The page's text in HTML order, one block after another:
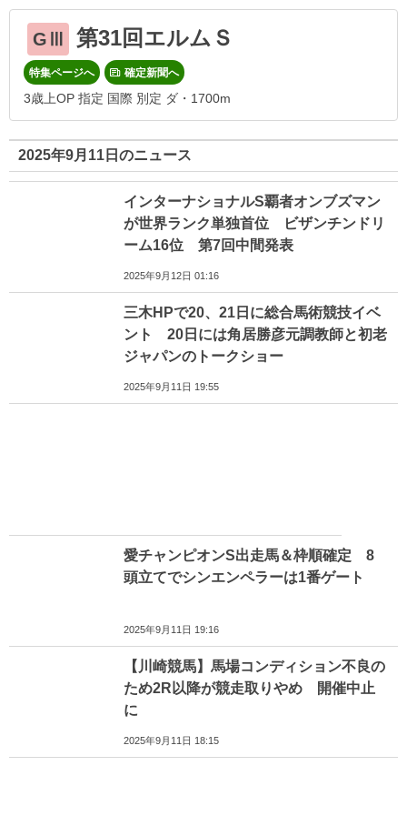
GⅢ 第31回エルムＳ
特集ページへ 確定新聞へ
3歳上OP 指定 国際 別定 ダ・1700m
2025年9月11日のニュース
インターナショナルS覇者オンブズマン
が世界ランク単独首位 ビザンチンドリ
ーム16位 第7回中間発表
2025年9月12日 01:16
三木HPで20、21日に総合馬術競技イベ
ント 20日には角居勝彦元調教師と初老
ジャパンのトークショー
2025年9月11日 19:55
愛チャンピオンS出走馬＆枠順確定 8
頭立てでシンエンペラーは1番ゲート
2025年9月11日 19:16
【川崎競馬】馬場コンディション不良の
ため2R以降が競走取りやめ 開催中止
に
2025年9月11日 18:15